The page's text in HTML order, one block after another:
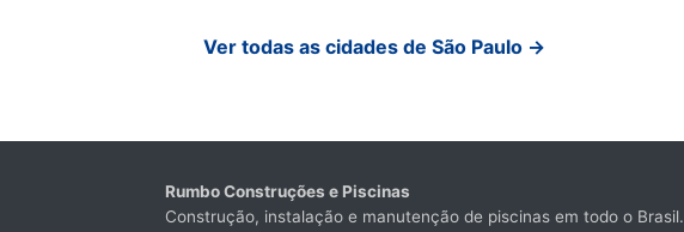
Ver todas as cidades de São Paulo →
Rumbo Construções e Piscinas
Construção, instalação e manutenção de piscinas em todo o Brasil.